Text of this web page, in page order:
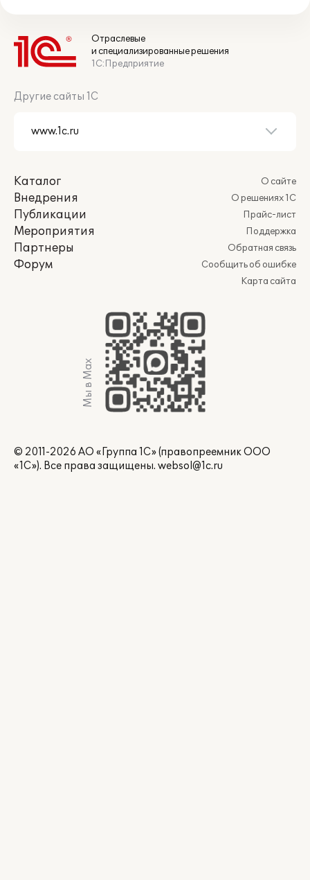
Отраслевые
и специализированные решения
1С:Предприятие
Другие сайты 1С
Каталог
Внедрения
Публикации
Мероприятия
Партнеры
Форум
О сайте
О решениях 1С
Прайс-лист
Поддержка
Обратная связь
Сообщить об ошибке
Карта сайта
Мы в Max
© 2011-2026 АО «Группа 1С» (правопреемник ООО
«1С»). Все права защищены. websol@1c.ru